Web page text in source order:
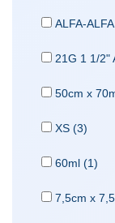
ALFA-
21G 1 1/2"
50cm x
XS (3)
60ml (1)
7,5cm x